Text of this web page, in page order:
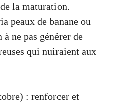
la maturation.
peaux de banane ou
ne pas générer de
qui nuiraient aux
: renforcer et